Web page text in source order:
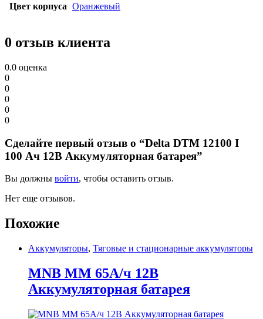
Цвет корпуса Оранжевый
0 отзыв клиента
0.0 оценка
0
0
0
0
0
Сделайте первый отзыв о “Delta DTM 12100 I
100 Ач 12В Аккумуляторная батарея”
Вы должны войти, чтобы оставить отзыв.
Нет еще отзывов.
Похожие
Аккумуляторы, Тяговые и стационарные аккумуляторы
MNB MM 65А/ч 12В
Аккумуляторная батарея